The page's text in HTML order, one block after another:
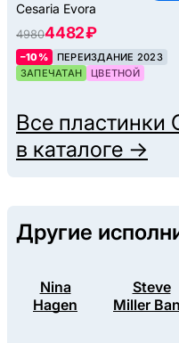
Cesaria Evora
49804482 ₽
–10%
ПЕРЕИЗДАНИЕ 2023
ЗАПЕЧАТАН
ЦВЕТНОЙ
Все пластинки
в каталоге →
Другие
Nina
Hagen
Steve
Miller